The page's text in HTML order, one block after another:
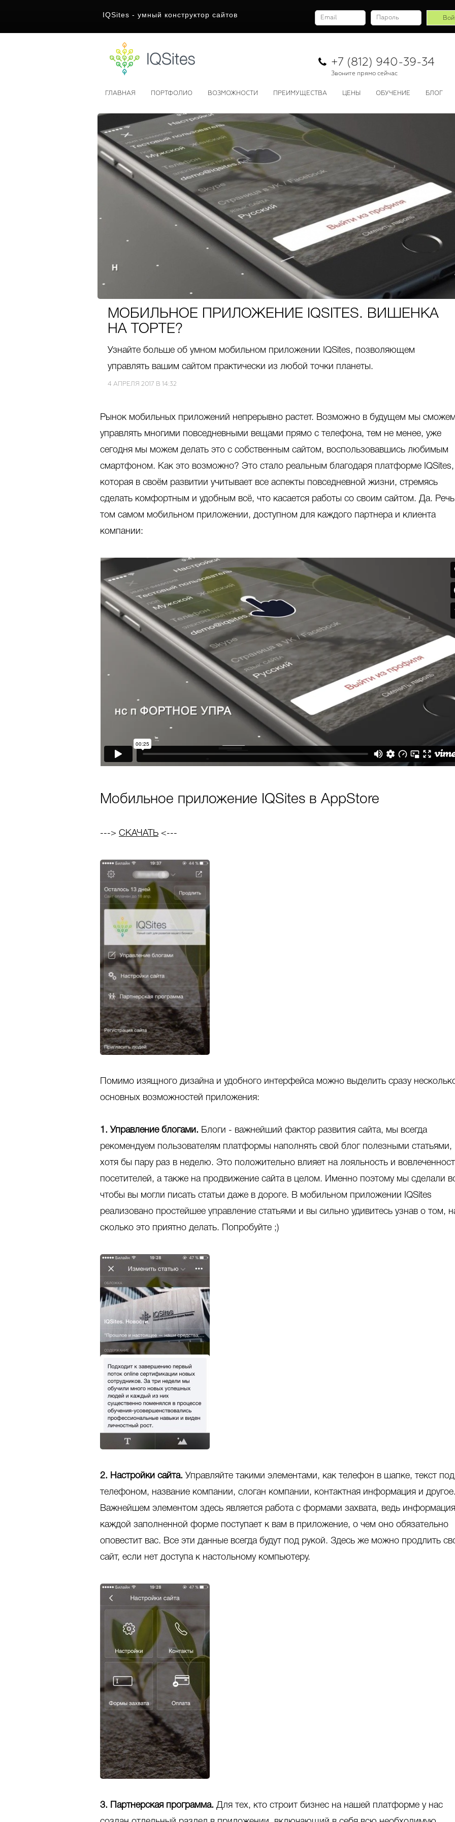
IQSites - умный конструктор сайтов
+7 (812) 940-39-34
Звоните прямо сейчас
ГЛАВНАЯ ПОРТФОЛИО ВОЗМОЖНОСТИ ПРЕИМУЩЕСТВА ЦЕНЫ ОБУЧЕНИЕ БЛОГ
МОБИЛЬНОЕ ПРИЛОЖЕНИЕ IQSITES. ВИШЕНКА
НА ТОРТЕ?
Узнайте больше об умном мобильном приложении IQSites, позволяющем
управлять вашим сайтом практически из любой точки планеты.
4 АПРЕЛЯ 2017 В 14:32
Рынок мобильных приложений непрерывно растет. Возможно в будущем мы
управлять многими повседневными вещами прямо с телефона, тем не менее, уже
сегодня мы можем делать это с собственным сайтом, воспользовавшись любимым
смартфоном. Как это возможно? Это стало реальным благодаря платформе IQSites,
которая в своём развитии учитывает все аспекты повседневной жизни, стремясь
сделать комфортным и удобным всё, что касается работы со своим сайтом. Да.
том самом мобильном приложении, доступном для каждого партнера и клиента
компании:
Мобильное приложение IQSites в AppStore
---> СКАЧАТЬ <---
Помимо изящного дизайна и удобного интерфейса можно выделить сразу
основных возможностей приложения:
1. Управление блогами. Блоги - важнейший фактор развития сайта, мы всегда
рекомендуем пользователям платформы наполнять свой блог полезными статьями,
хотя бы пару раз в неделю. Это положительно влияет на лояльность и
посетителей, а также на продвижение сайта в целом. Именно поэтому мы сделали
чтобы вы могли писать статьи даже в дороге. В мобильном приложении IQSites
реализовано простейшее управление статьями и вы сильно удивитесь узнав о том,
сколько это приятно делать. Попробуйте ;)
2. Настройки сайта. Управляйте такими элементами, как телефон в шапке, текст под
телефоном, название компании, слоган компании, контактная информация и
Важнейшем элементом здесь является работа с формами захвата, ведь
каждой заполненной форме поступает к вам в приложение, о чем оно обязательно
оповестит вас. Все эти данные всегда будут под рукой. Здесь же можно продлить
сайт, если нет доступа к настольному компьютеру.
3. Партнерская программа. Для тех, кто строит бизнес на нашей платформе у нас